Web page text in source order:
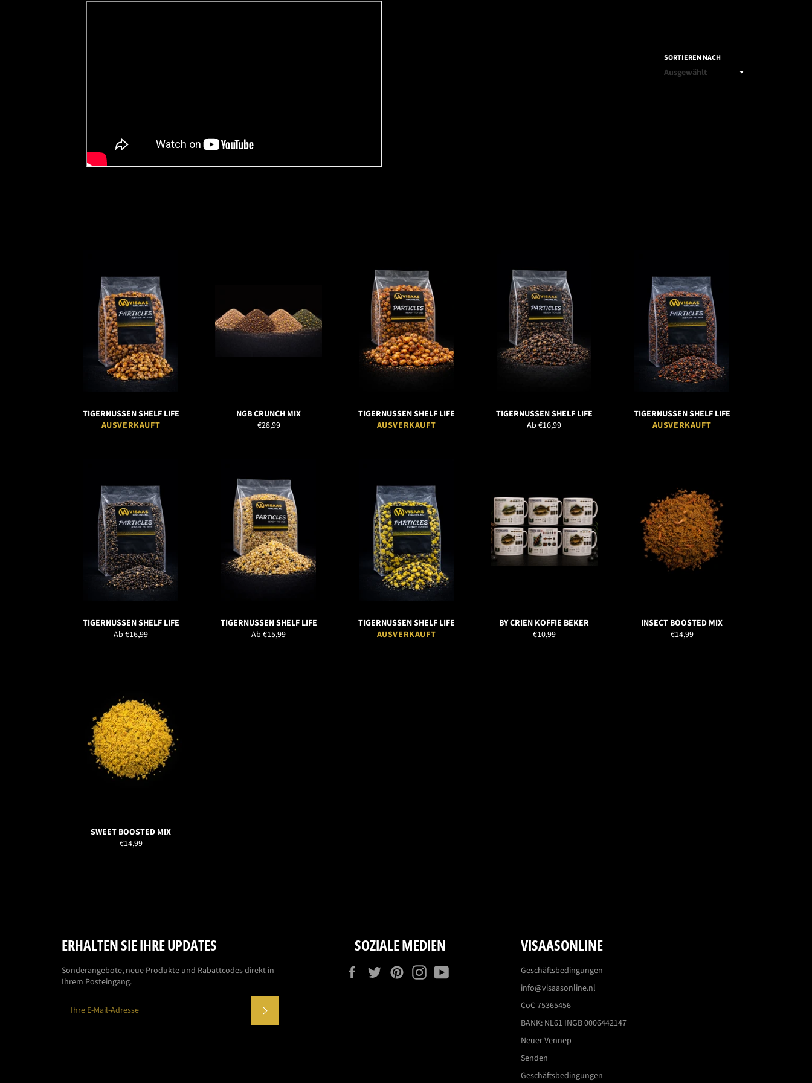
SORTIEREN NACH
TIGERNUSSEN SHELF LIFE
AUSVERKAUFT
NGB CRUNCH MIX
Normaler
€28,99
TIGERNUSSEN SHELF LIFE
AUSVERKAUFT
TIGERNUSSEN SHELF LIFE
Ab €16,99
TIGERNUSSEN SHELF LIFE
AUSVERKAUFT
TIGERNUSSEN SHELF LIFE
Ab €16,99
TIGERNUSSEN SHELF LIFE
Ab €15,99
TIGERNUSSEN SHELF LIFE
AUSVERKAUFT
BY CRIEN KOFFIE BEKER
Normaler
€10,99
INSECT BOOSTED MIX
Normaler
€14,99
SWEET BOOSTED MIX
Normaler
€14,99
ERHALTEN SIE IHRE UPDATES
Sonderangebote, neue Produkte und Rabattcodes direkt in
Ihrem Posteingang.
SOZIALE MEDIEN
FacebookTwitterPinterestInstagram
VISAASONLINE
Geschäftsbedingungen
info@visaasonline.nl
CoC 75365456
BANK: NL61 INGB 0006442147
Neuer Vennep
Senden
Geschäftsbedingungen